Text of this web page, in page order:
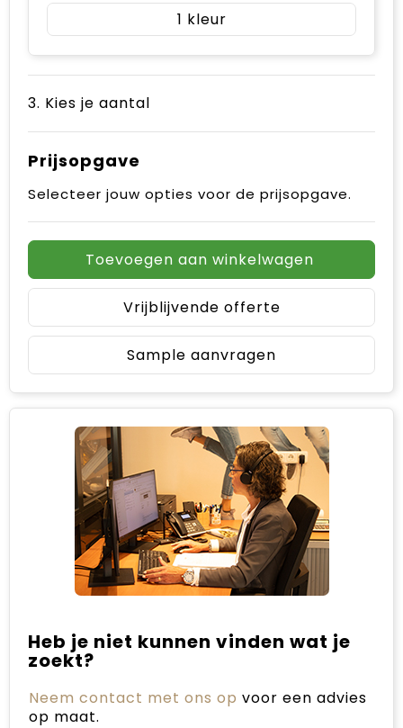
1
3. Kies je aantal
Prijsopgave
Selecteer jouw opties voor de prijsopgave.
Toevoegen aan winkelwagen
Vrijblijvende offerte
Sample aanvragen
Heb je niet kunnen vinden wat je
zoekt?
Neem contact met ons op voor een advies
op maat.